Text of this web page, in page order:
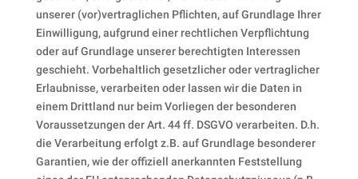
unserer (vor)vertraglichen Pflichten, auf Grundlage Ihrer
Einwilligung, aufgrund einer rechtlichen Verpflichtung
oder auf Grundlage unserer berechtigten Interessen
geschieht. Vorbehaltlich gesetzlicher oder vertraglicher
Erlaubnisse, verarbeiten oder lassen wir die Daten in
einem Drittland nur beim Vorliegen der besonderen
Voraussetzungen der Art. 44 ff. DSGVO verarbeiten. D.h.
die Verarbeitung erfolgt z.B. auf Grundlage besonderer
Garantien, wie der offiziell anerkannten Feststellung